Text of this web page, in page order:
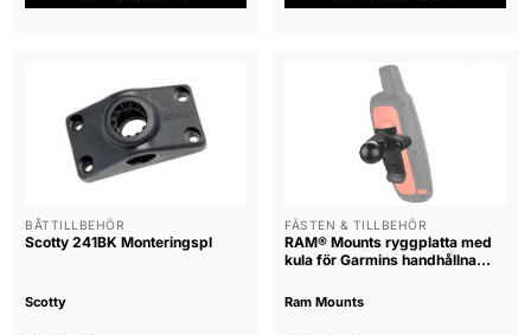
BÅTTILLBEHÖR
Scotty 241BK Monteringspl
Scotty
FÄSTEN & TILLBEHÖR
RAM® Mounts ryggplatta med
kula för Garmins handhållna
Ram Mounts